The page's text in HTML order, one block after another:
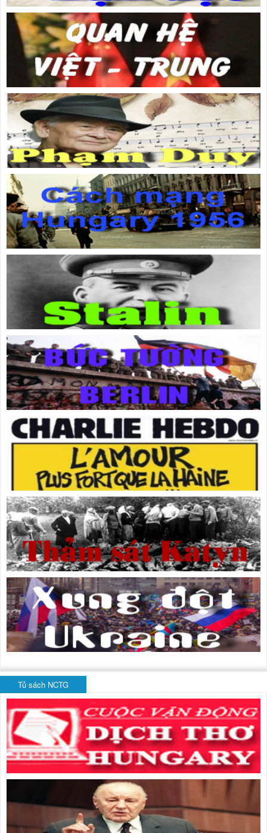
Tủ sách NCTG